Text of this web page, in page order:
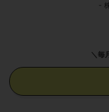
-
＼毎